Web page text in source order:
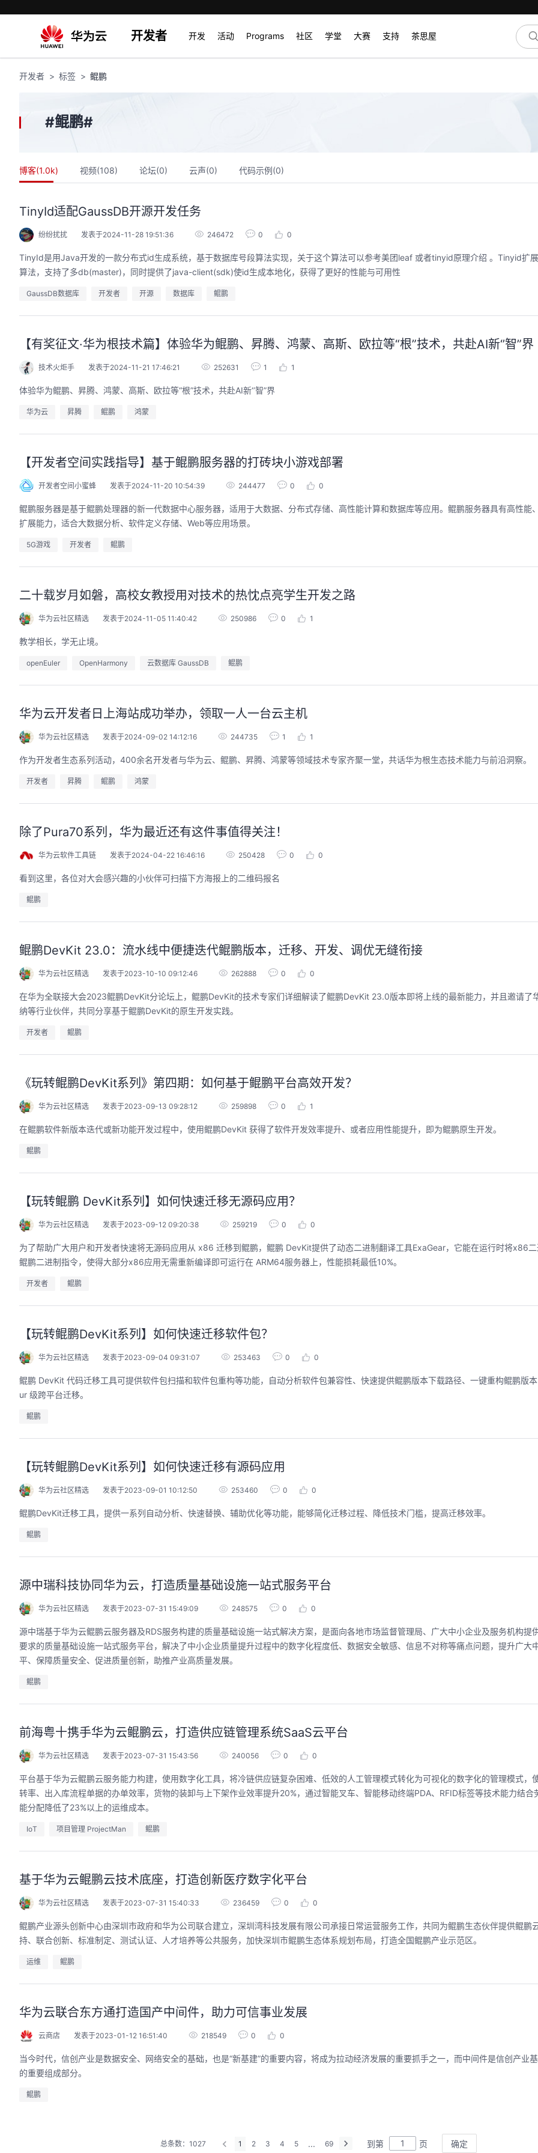
开发者 开发 活动 Programs 社区 学堂 大赛 支持 茶思屋
开发者 标签 鲲鹏
#鲲鹏#
博客(1.0k) 视频(108) 论坛(0) 云声(0) 代码示例(0)
TinyId适配GaussDB开源开发任务
纷纷扰扰 发表于2024-11-28 19:51:36 246472 0 0
TinyId是用Java开发的一款分布式id生成系统，基于数据库号段算法实现，关于这个算法可以参考美团leaf 或者tinyid原理介绍 。Tinyid扩
算法，支持了多db(master)，同时提供了java-client(sdk)使id生成本地化，获得了更好的性能与可用性
GaussDB数据库 开发者 开源 数据库 鲲鹏
【有奖征文·华为根技术篇】体验华为鲲鹏、昇腾、鸿蒙、高斯、欧拉等“根”技术，共赴AI新‘’智”界
技术火炬手 发表于2024-11-21 17:46:21 252631 1 1
体验华为鲲鹏、昇腾、鸿蒙、高斯、欧拉等“根”技术，共赴AI新‘’智”界
华为云 昇腾 鲲鹏 鸿蒙
【开发者空间实践指导】基于鲲鹏服务器的打砖块小游戏部署
开发者空间小蜜蜂 发表于2024-11-20 10:54:39 244477 0 0
鲲鹏服务器是基于鲲鹏处理器的新一代数据中心服务器，适用于大数据、分布式存储、高性能计算和数据库等应用。鲲鹏服务器具有高性能
扩展能力，适合大数据分析、软件定义存储、Web等应用场景。
5G游戏 开发者 鲲鹏
二十载岁月如磐，高校女教授用对技术的热忱点亮学生开发之路
华为云社区精选 发表于2024-11-05 11:40:42 250986 0 1
教学相长，学无止境。
openEuler OpenHarmony 云数据库 GaussDB 鲲鹏
华为云开发者日上海站成功举办，领取一人一台云主机
华为云社区精选 发表于2024-09-02 14:12:16 244735 1 1
作为开发者生态系列活动，400余名开发者与华为云、鲲鹏、昇腾、鸿蒙等领域技术专家齐聚一堂，共话华为根生态技术能力与前沿洞察。
开发者 昇腾 鲲鹏 鸿蒙
除了Pura70系列，华为最近还有这件事值得关注！
华为云软件工具链 发表于2024-04-22 16:46:16 250428 0 0
看到这里，各位对大会感兴趣的小伙伴可扫描下方海报上的二维码报名
鲲鹏
鲲鹏DevKit 23.0：流水线中便捷迭代鲲鹏版本，迁移、开发、调优无缝衔接
华为云社区精选 发表于2023-10-10 09:12:46 262888 0 0
在华为全联接大会2023鲲鹏DevKit分论坛上，鲲鹏DevKit的技术专家们详细解读了鲲鹏DevKit 23.0版本即将上线的最新能力，并且邀请了
纳等行业伙伴，共同分享基于鲲鹏DevKit的原生开发实践。
开发者 鲲鹏
《玩转鲲鹏DevKit系列》第四期：如何基于鲲鹏平台高效开发？
华为云社区精选 发表于2023-09-13 09:28:12 259898 0 1
在鲲鹏软件新版本迭代或新功能开发过程中，使用鲲鹏DevKit 获得了软件开发效率提升、或者应用性能提升，即为鲲鹏原生开发。
鲲鹏
【玩转鲲鹏 DevKit系列】如何快速迁移无源码应用？
华为云社区精选 发表于2023-09-12 09:20:38 259219 0 0
为了帮助广大用户和开发者快速将无源码应用从 x86 迁移到鲲鹏，鲲鹏 DevKit提供了动态二进制翻译工具ExaGear，它能在运行时将x86
鲲鹏二进制指令，使得大部分x86应用无需重新编译即可运行在 ARM64服务器上，性能损耗最低10%。
开发者 鲲鹏
【玩转鲲鹏DevKit系列】如何快速迁移软件包？
华为云社区精选 发表于2023-09-04 09:31:07 253463 0 0
鲲鹏 DevKit 代码迁移工具可提供软件包扫描和软件包重构等功能，自动分析软件包兼容性、快速提供鲲鹏版本下载路径、一键重构鲲鹏版
ur 级跨平台迁移。
鲲鹏
【玩转鲲鹏DevKit系列】如何快速迁移有源码应用
华为云社区精选 发表于2023-09-01 10:12:50 253460 0 0
鲲鹏DevKit迁移工具，提供一系列自动分析、快速替换、辅助优化等功能，能够简化迁移过程、降低技术门槛，提高迁移效率。
鲲鹏
源中瑞科技协同华为云，打造质量基础设施一站式服务平台
华为云社区精选 发表于2023-07-31 15:49:09 248575 0 0
源中瑞基于华为云鲲鹏云服务器及RDS服务构建的质量基础设施一站式解决方案，是面向各地市场监督管理局、广大中小企业及服务机构提
要求的质量基础设施一站式服务平台，解决了中小企业质量提升过程中的数字化程度低、数据安全敏感、信息不对称等痛点问题，提升广大
平、保障质量安全、促进质量创新，助推产业高质量发展。
鲲鹏
前海粤十携手华为云鲲鹏云，打造供应链管理系统SaaS云平台
华为云社区精选 发表于2023-07-31 15:43:56 240056 0 0
平台基于华为云鲲鹏云服务能力构建，使用数字化工具，将冷链供应链复杂困难、低效的人工管理模式转化为可视化的数字化的管理模式，
转率、出入库流程单据的办单效率，货物的装卸与上下架作业效率提升20%，通过智能叉车、智能移动终端PDA、RFID标签等技术能力结合
能分配降低了23%以上的运维成本。
IoT 项目管理 ProjectMan 鲲鹏
基于华为云鲲鹏云技术底座，打造创新医疗数字化平台
华为云社区精选 发表于2023-07-31 15:40:33 236459 0 0
鲲鹏产业源头创新中心由深圳市政府和华为公司联合建立，深圳湾科技发展有限公司承接日常运营服务工作，共同为鲲鹏生态伙伴提供鲲鹏
持、联合创新、标准制定、测试认证、人才培养等公共服务，加快深圳市鲲鹏生态体系规划布局，打造全国鲲鹏产业示范区。
运维 鲲鹏
华为云联合东方通打造国产中间件，助力可信事业发展
云商店 发表于2023-01-12 16:51:40 218549 0 0
当今时代，信创产业是数据安全、网络安全的基础，也是“新基建”的重要内容，将成为拉动经济发展的重要抓手之一，而中间件是信创产业
的重要组成部分。
鲲鹏
总条数：1027 1 2 3 4 5 ... 69 到第 页 确定
作品三步上朋友
20:00
到企业级开发。不教编
、有产出、能带走、可炫
华为云码道Skill实战与极速交付，
智能开发全链路实战
2026/07/22 周三 19:00-21:00
直播深度解读华为云码道6月产品新特性，从S
kill市场安装专家技能，带你零距离体验从需
聚开发者之力，创具身新未来
张豪杰/程文/王军/刘新春/黄钦开 /张晓天
能，并体验业界主流具身模型应用。
用码道，让你的AI
圈